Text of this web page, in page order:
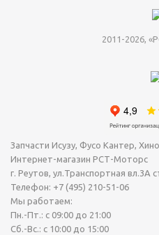
2011-2026,
Запчасти Исузу, Фусо Кантер, Хино
Интернет-магазин РСТ-Моторс
г. Реутов, ул.Транспортная вл.3А
Телефон: +7 (495) 210-51-06
Мы работаем:
Пн.-Пт.: с 09:00 до 21:00
Сб.-Вс.: с 10:00 до 15:00